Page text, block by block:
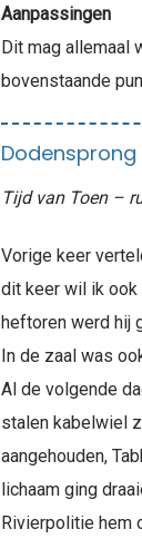
Aanpassingen
Dit mag allemaal
bovenstaande
Dodensprong
Tijd van Toen –
Vorige keer
dit keer wil ik ook
heftoren werd hij
In de zaal was
Al de volgende
stalen kabelwiel
aangehouden,
lichaam ging
Rivierpolitie hem